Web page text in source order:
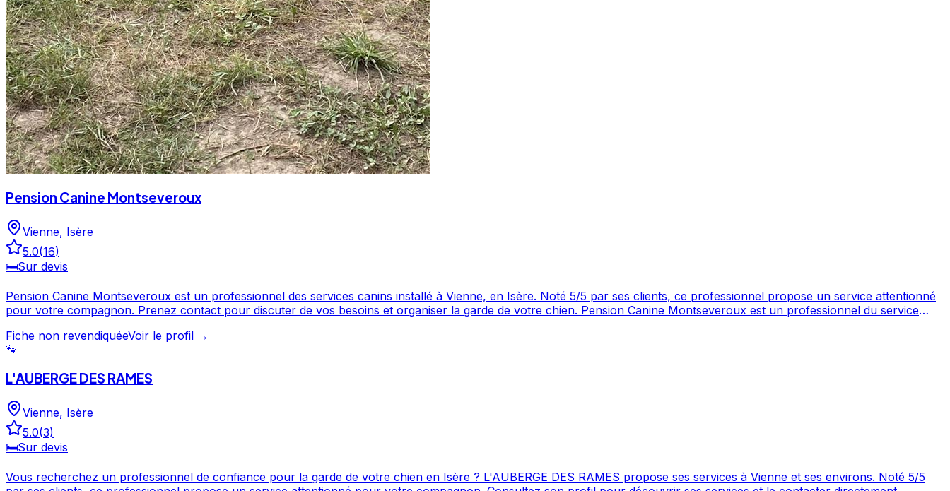
Pension Canine Montseveroux
Vienne, Isère
5.0(16)
🛏️Sur devis
Pension Canine Montseveroux est un professionnel des services canins installé à Vienne, en Isère. Noté 5/5 par ses clients, ce professionnel propose un service attentionné
pour votre compagnon. Prenez contact pour discuter de vos besoins et organiser la garde de votre chien. Pension Canine Montseveroux est un professionnel du service
Fiche non revendiquéeVoir le profil →
🐾
L'AUBERGE DES RAMES
Vienne, Isère
5.0(3)
🛏️Sur devis
Vous recherchez un professionnel de confiance pour la garde de votre chien en Isère ? L'AUBERGE DES RAMES propose ses services à Vienne et ses environs. Noté 5/5